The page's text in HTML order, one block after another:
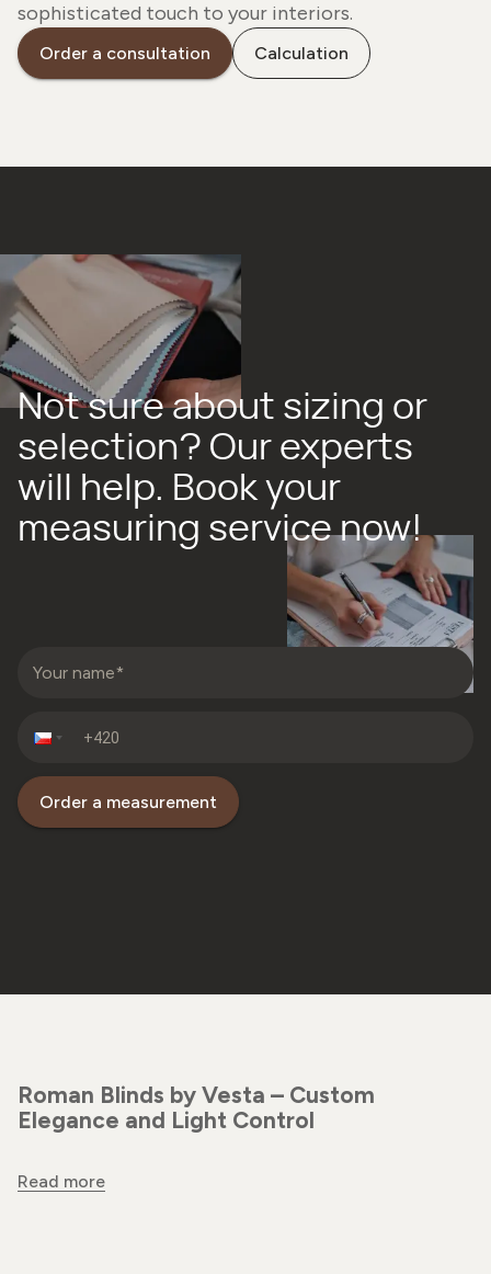
sophisticated touch to your interiors.
Order a consultation Calculation
Not sure about sizing or
selection? Our experts
will help. Book your
measuring service now!
Order a measurement
Roman Blinds by Vesta – Custom
Elegance and Light Control
Read more